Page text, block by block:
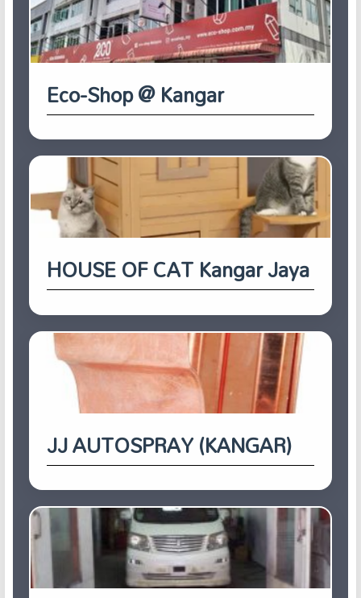
Eco-Shop @ Kangar
HOUSE OF CAT Kangar Jaya
JJ AUTOSPRAY (KANGAR)